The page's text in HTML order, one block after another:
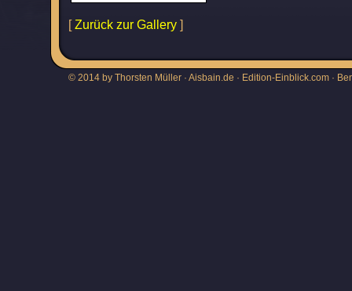
[Zurück zur Gallery ]
© 2014 by Thorsten Müller · Aisbain.de · Edition-Einblick.com ·